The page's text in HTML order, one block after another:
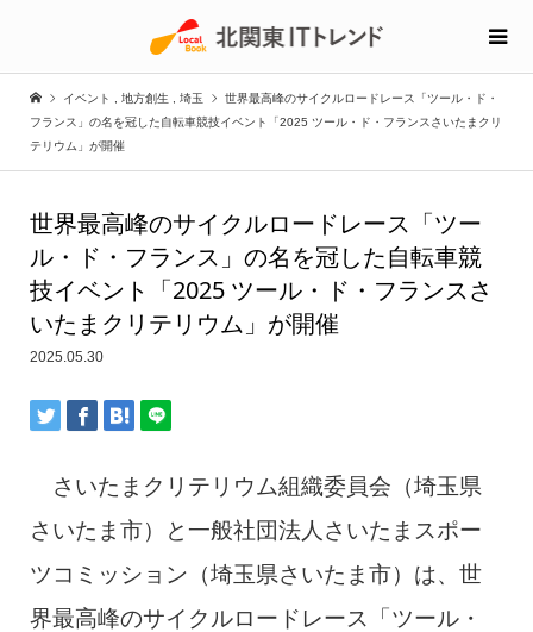
イベント 地方創生 埼玉
世界最高峰のサイクルロードレース「ツール・ド・
フランス」の名を冠した自転車競技イベント「2025 ツール・ド・フランスさいたまクリ
テリウム」が開催
世界最高峰のサイクルロードレース「ツー
ル・ド・フランス」の名を冠した自転車競
技イベント「2025 ツール・ド・フランスさ
いたまクリテリウム」が開催
2025.05.30
さいたまクリテリウム組織委員会（埼玉県
さいたま市）と一般社団法人さいたまスポー
ツコミッション（埼玉県さいたま市）は、世
界最高峰のサイクルロードレース「ツール・